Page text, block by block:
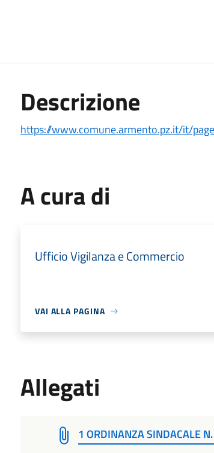
Descrizione
https://www.comune.armento.pz.it/it/
A cura di
Ufficio Vigilanza e Commercio
VAI ALLA PAGINA
Allegati
1 ORDINANZA SINDACALE